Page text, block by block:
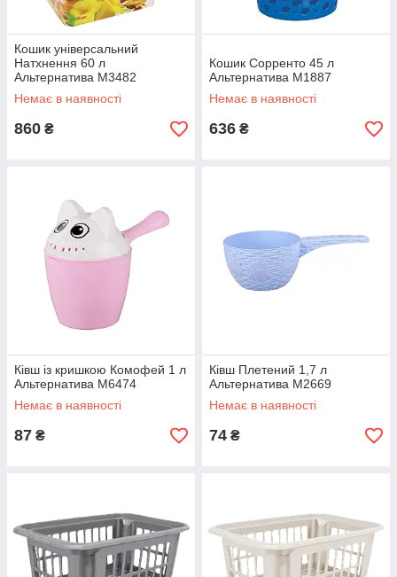
Кошик універсальний
Натхнення 60 л
Альтернатива М3482
Немає в наявності
860 ₴
Кошик Сорренто 45 л
Альтернатива М1887
Немає в наявності
636 ₴
Ківш із кришкою Комофей 1 л
Альтернатива М6474
Немає в наявності
87 ₴
Ківш Плетений 1,7 л
Альтернатива М2669
Немає в наявності
74 ₴